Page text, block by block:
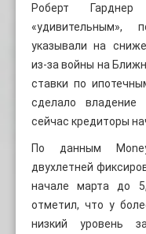
Роберт
«удивительным»,
указывали на
из-за войны на
ставки по
сделало
сейчас кредиторы
По данным
двухлетней
начале марта до
отметил, что у
низкий уровень